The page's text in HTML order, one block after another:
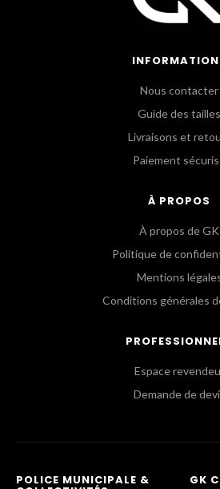
Nous contacter
Guide des tailles
Livraisons et
Paiement
À PROPOS
À propos de GK
Politique de
Mentions
Conditions générales
Espace
Demande de
POLICE MUNICIPALE & GK